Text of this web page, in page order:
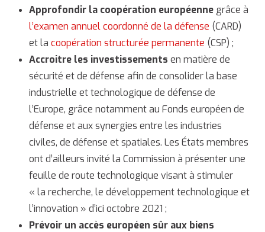
Approfondir la coopération européennegrâce à
l’examen annuel coordonné de la défense (CARD)
et la coopération structurée permanente (CSP) ;
Accroitre les investissements en matière de
sécurité et de défense afin de consolider la base
industrielle et technologique de défense de
l’Europe, grâce notamment au Fonds européen de
défense et aux synergies entre les industries
civiles, de défense et spatiales. Les États membres
ont d’ailleurs invité la Commission à présenter une
feuille de route technologique visant à stimuler
« la recherche, le développement technologique et
l’innovation » d’ici octobre 2021 ;
Prévoir un accès européen sûr aux biens